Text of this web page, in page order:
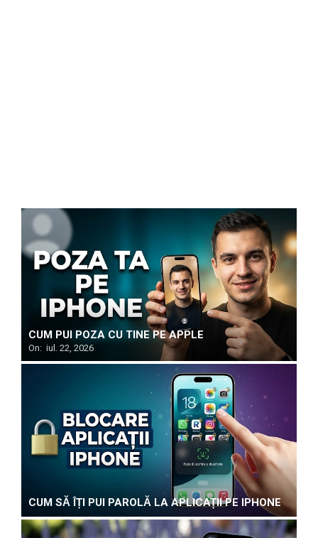
CUM PUI POZA CU TINE PE APPLE
On: iul. 22, 2026
CUM SĂ ÎȚI PUI PAROLĂ LA APLICAȚII PE IPHONE